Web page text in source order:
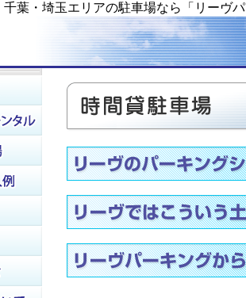
葉・埼玉エリアの駐車場なら「リーヴ